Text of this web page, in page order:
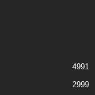
4991
2999